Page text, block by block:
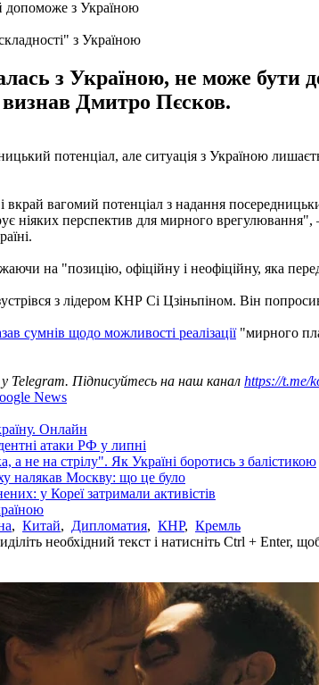
з Україною
з Україною, не може бути
Дмитро Пєсков.
потенціал, але ситуація з Україною
вагомий потенціал з надання
ніяких перспектив для мирного
на "позицію, офіційну і неофіційну, яка
з лідером КНР Сі Цзіньпіном. Він
сумнів щодо можливості реалізації"мирного
Telegram. Підписуйтесь на наш канал https://t.me/
News
Онлайн
атаки РФ у липні
не на стрілу". Як Україні боротись з балістикою
налякав Москву: що це було
у Кореї затримали активістів
, Китай, Дипломатия, КНР, Кремль
необхідний текст і натисніть Ctrl + Enter,